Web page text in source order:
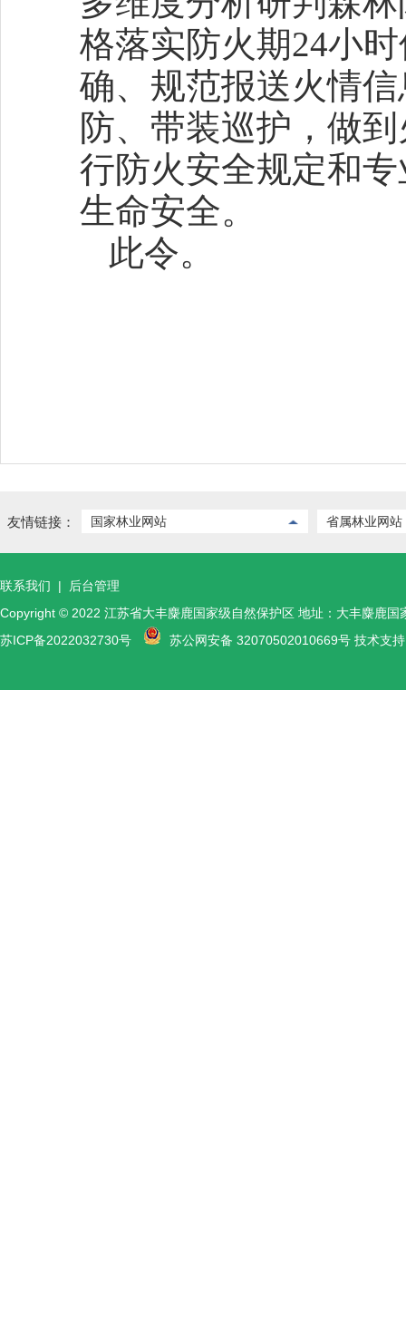
格落实防火期24小
确、规范报送火情
防、带装巡护，做
行防火安全规定和
生命安全。
此令。
友情链接： 国家林业网站 省属林业网站
联系我们 |
后台管理
Copyright © 2022 江苏省大丰麋鹿国家级自然保护区 地址：大丰麋鹿
苏ICP备2022032730号
苏公网安备 32070502010669号 技术支